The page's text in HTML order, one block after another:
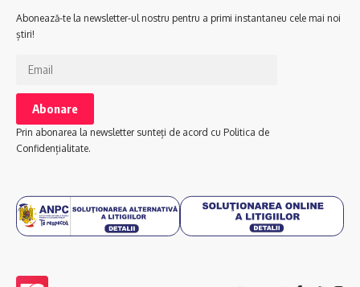
Abonează-te la newsletter-ul nostru pentru a primi instantaneu cele mai noi
știri!
Prin abonarea la newsletter sunteți de acord cu Politica de
Confidențialitate.